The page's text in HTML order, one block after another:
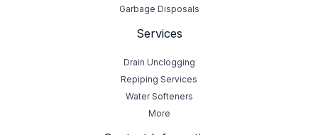
Garbage Disposals
Services
Drain Unclogging
Repiping Services
Water Softeners
More